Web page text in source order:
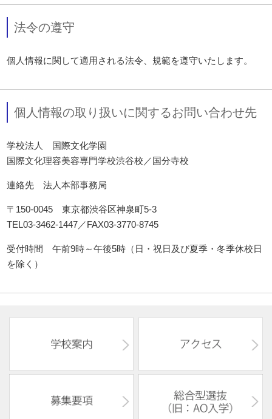
法令の遵守
個人情報に関して適用される法令、規範を遵守いたします。
個人情報の取り扱いに関するお問い合わせ先
学校法人 国際文化学園
国際文化理容美容専門学校渋谷校／国分寺校
連絡先 法人本部事務局
〒150-0045 東京都渋谷区神泉町5-3
TEL03-3462-1447／FAX03-3770-8745
受付時間 午前9時～午後5時（日・祝日及び夏季・冬季休校日
を除く）